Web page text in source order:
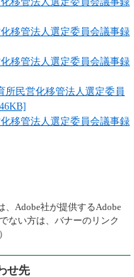
移管法人選定委員会議事録
移管法人選定委員会議事録
所民営化移管法人選定委員
移管法人選定委員会議事録
、Adobe社が提供するAdobe
ない方は、バナーのリンク
せ先